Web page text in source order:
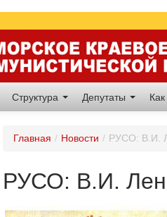
Структура Депутаты
Главная / Новости / РУСО: В.И.
РУСО: В.И.